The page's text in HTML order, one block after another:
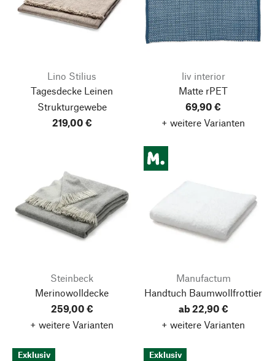
Lino Stilius
Tagesdecke Leinen
Strukturgewebe
219,00 €
liv interior
Matte rPET
69,90 €
+ weitere Varianten
Steinbeck
Merinowolldecke
259,00 €
+ weitere Varianten
Manufactum
Handtuch Baumwollfrottier
ab 22,90 €
+ weitere Varianten
Exklusiv Exklusiv